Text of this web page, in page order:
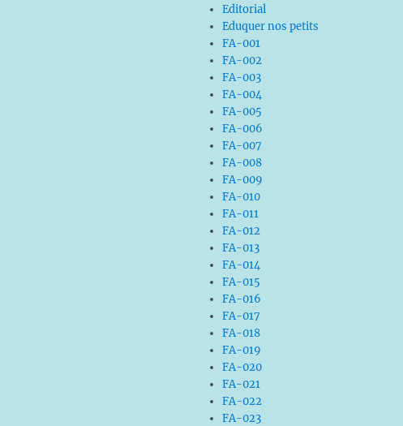
Editorial
Eduquer nos petits
FA-001
FA-002
FA-003
FA-004
FA-005
FA-006
FA-007
FA-008
FA-009
FA-010
FA-011
FA-012
FA-013
FA-014
FA-015
FA-016
FA-017
FA-018
FA-019
FA-020
FA-021
FA-022
FA-023